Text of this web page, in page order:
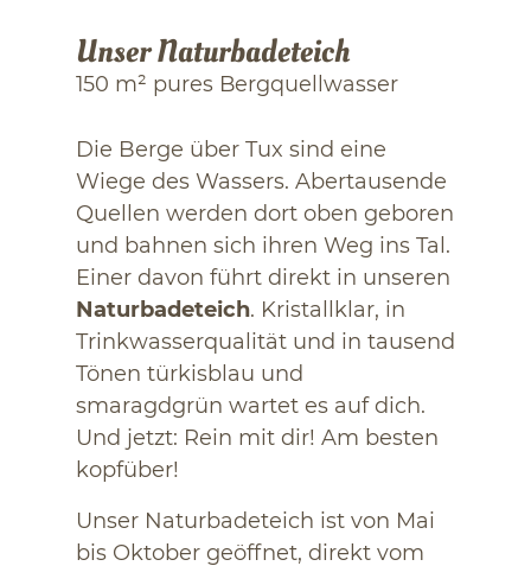
Unser Naturbadeteich
150 m² pures Bergquellwasser
Die Berge über Tux sind eine
Wiege des Wassers. Abertausende
Quellen werden dort oben geboren
und bahnen sich ihren Weg ins Tal.
Einer davon führt direkt in unseren
Naturbadeteich. Kristallklar, in
Trinkwasserqualität und in tausend
Tönen türkisblau und
smaragdgrün wartet es auf dich.
Und jetzt: Rein mit dir! Am besten
kopfüber!
Unser Naturbadeteich ist von Mai
bis Oktober geöffnet, direkt vom